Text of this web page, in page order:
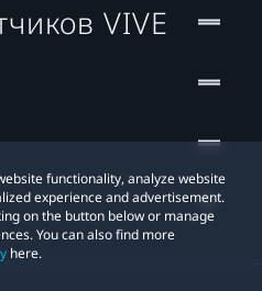
functionality, analyze website
experience and advertisement.
on the button below or manage
You can also find more
here.
VIVE